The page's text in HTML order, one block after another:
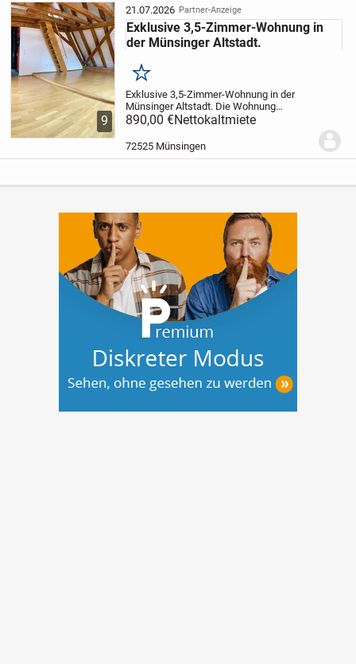
9
21.07.2026 Partner-Anzeige
Exklusive 3,5-Zimmer-Wohnung in
der Münsinger Altstadt.
Merken
Exklusive 3,5-Zimmer-Wohnung in der
Münsinger Altstadt. Die Wohnung
befindet sich im 3. Stock eines sehr
gepflegten 2005 grundsanierten
Denkmals. Die Wohnung verfügt über
einen Parkettboden, sowie...
890,00 €Nettokaltmiete
72525 Münsingen